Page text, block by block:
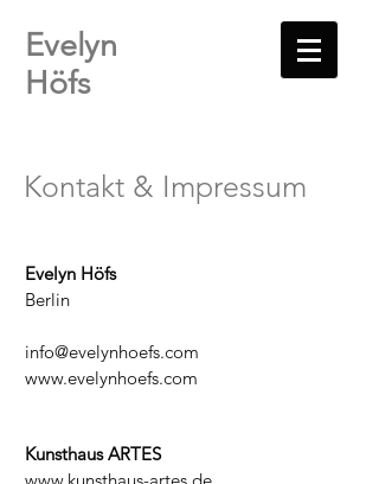
Evelyn
Höfs
Kontakt & Impressum
Evelyn Höfs
Berlin
info@evelynhoefs.com
www.evelynhoefs.com
Kunsthaus ARTES